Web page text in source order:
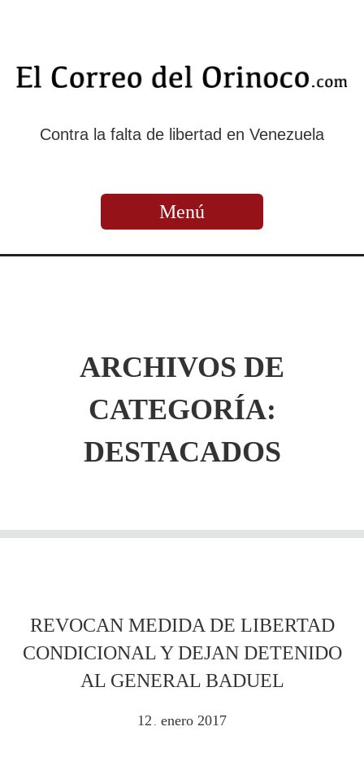
Contra la falta de libertad en Venezuela
Menú
ARCHIVOS DE
CATEGORÍA:
DESTACADOS
REVOCAN MEDIDA DE LIBERTAD
CONDICIONAL Y DEJAN DETENIDO
AL GENERAL BADUEL
12 . enero 2017